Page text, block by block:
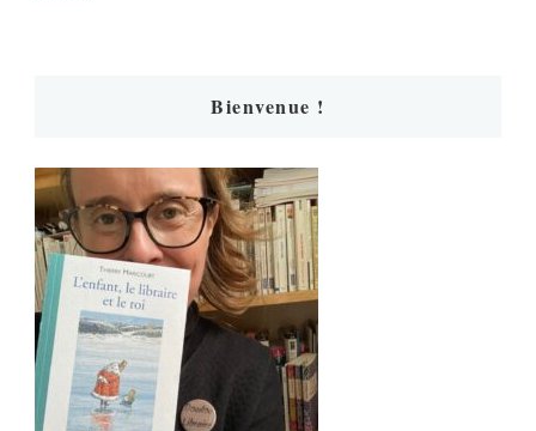
Bienvenue !